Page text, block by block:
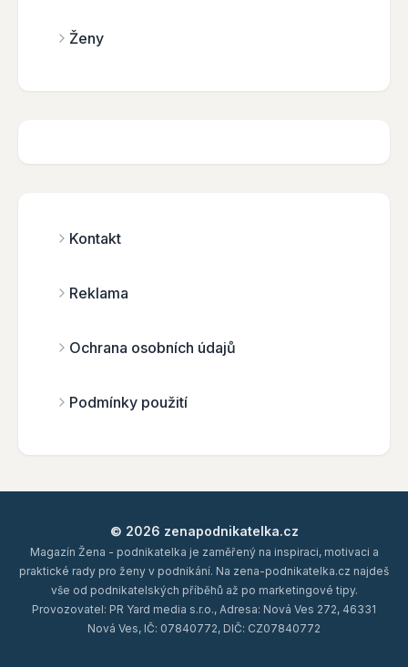
Ženy
Kontakt
Reklama
Ochrana osobních údajů
Podmínky použití
© 2026 zenapodnikatelka.cz
Magazín Žena - podnikatelka je zaměřený na inspiraci, motivaci a
praktické rady pro ženy v podnikání. Na zena-podnikatelka.cz najdeš
vše od podnikatelských příběhů až po marketingové tipy.
Provozovatel: PR Yard media s.r.o., Adresa: Nová Ves 272, 46331
Nová Ves, IČ: 07840772, DIČ: CZ07840772